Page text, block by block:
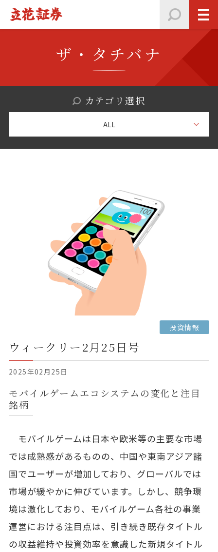
ザ・タチバナ
カテゴリ選択
ALL
投資情報
ウィークリー2月25日号
2025年02月25日
モバイルゲームエコシステムの変化と注目
銘柄
モバイルゲームは日本や欧米等の主要な市場
では成熟感があるものの、中国や東南アジア諸
国でユーザーが増加しており、グローバルでは
市場が緩やかに伸びています。しかし、競争環
境は激化しており、モバイルゲーム各社の事業
運営における注目点は、引き続き既存タイトル
の収益維持や投資効率を意識した新規タイトル